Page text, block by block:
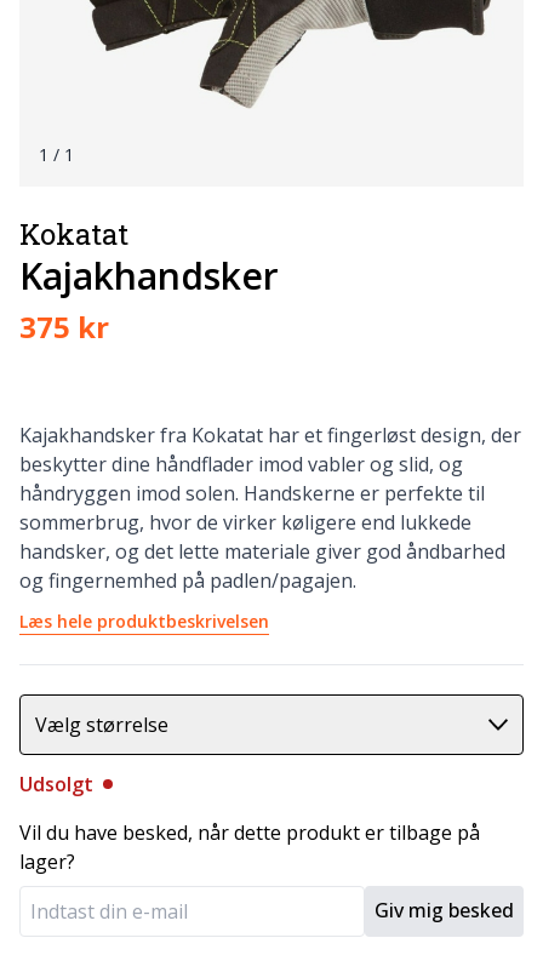
1 / 1
Kokatat
Kajakhandsker
375 kr
Kajakhandsker fra Kokatat har et fingerløst design, der
beskytter dine håndflader imod vabler og slid, og
håndryggen imod solen. Handskerne er perfekte til
sommerbrug, hvor de virker køligere end lukkede
handsker, og det lette materiale giver god åndbarhed
og fingernemhed på padlen/pagajen.
Læs hele produktbeskrivelsen
Vælg størrelse
Udsolgt
Vil du have besked, når dette produkt er tilbage på
lager?
Giv mig besked